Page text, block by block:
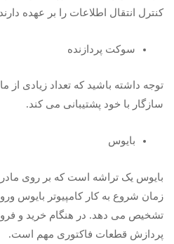
کنترل انتقال اطلاعات را بر عهده
سوکت پردازنده
توجه داشته باشید که تعداد زیادی
سازگار با خود پشتیبانی می کند.
بایوس
بایوس یک تراشه است که بر روی
زمان شروع به کار کامپیوتر بایوس
تشخیص می دهد. در هنگام خرید و
پردازش قطعات فاکتوری مهم است.